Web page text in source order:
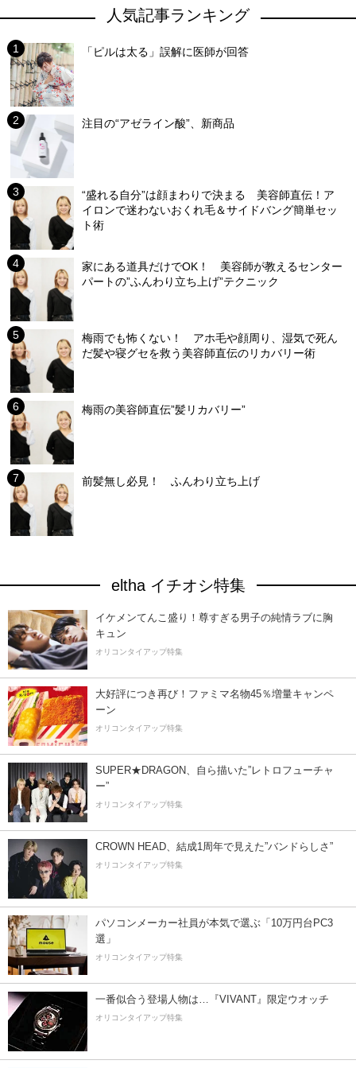
人気記事ランキング
「ピルは太る」誤解に医師が回答
注目の“アゼライン酸”、新商品
“盛れる自分”は顔まわりで決まる 美容師直伝！ア
イロンで迷わないおくれ毛＆サイドバング簡単セッ
ト術
家にある道具だけでOK！ 美容師が教えるセンター
パートの”ふんわり立ち上げ”テクニック
梅雨でも怖くない！ アホ毛や顔周り、湿気で死ん
だ髪や寝グセを救う美容師直伝のリカバリー術
梅雨の美容師直伝”髪リカバリー”
前髪無し必見！ ふんわり立ち上げ
eltha イチオシ特集
イケメンてんこ盛り！尊すぎる男子の純情ラブに胸
キュン
オリコンタイアップ特集
大好評につき再び！ファミマ名物45％増量キャンペ
ーン
オリコンタイアップ特集
SUPER★DRAGON、自ら描いた”レトロフューチャ
ー”
オリコンタイアップ特集
CROWN HEAD、結成1周年で見えた”バンドらしさ”
オリコンタイアップ特集
パソコンメーカー社員が本気で選ぶ「10万円台PC3
選」
オリコンタイアップ特集
一番似合う登場人物は…『VIVANT』限定ウオッチ
オリコンタイアップ特集